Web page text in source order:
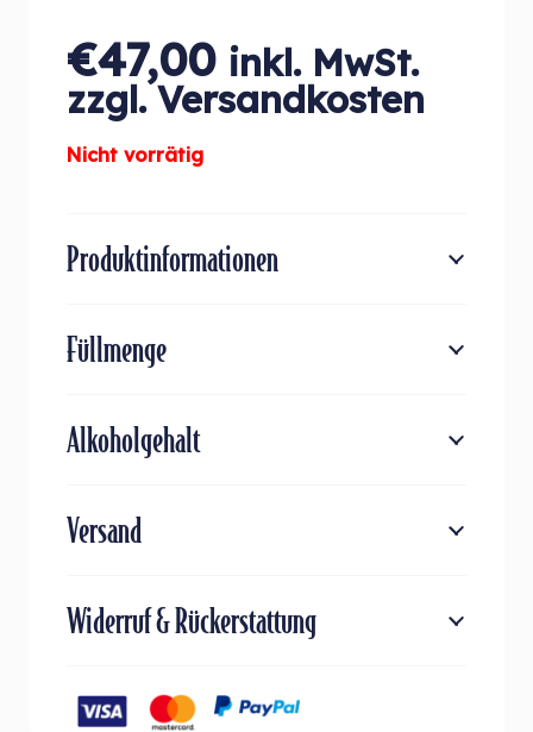
€47,00 inkl. MwSt.
zzgl. Versandkosten
Nicht vorrätig
Produktinformationen
Füllmenge
Alkoholgehalt
Versand
Widerruf & Rückerstattung